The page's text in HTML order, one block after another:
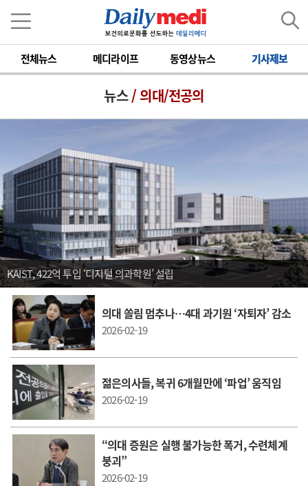
전체뉴스 메디라이프 동영상뉴스 기사제보
뉴스/ 의대/전공의
KAIST, 422억 투입 ‘디지털 의과학원’ 설립
의대 쏠림 멈추나…4대 과기원 ‘자퇴자’ 감소
2026-02-19
젊은의사들, 복귀 6개월만에 ‘파업’ 움직임
2026-02-19
“의대 증원은 실행 불가능한 폭거, 수련체계
붕괴”
2026-02-19